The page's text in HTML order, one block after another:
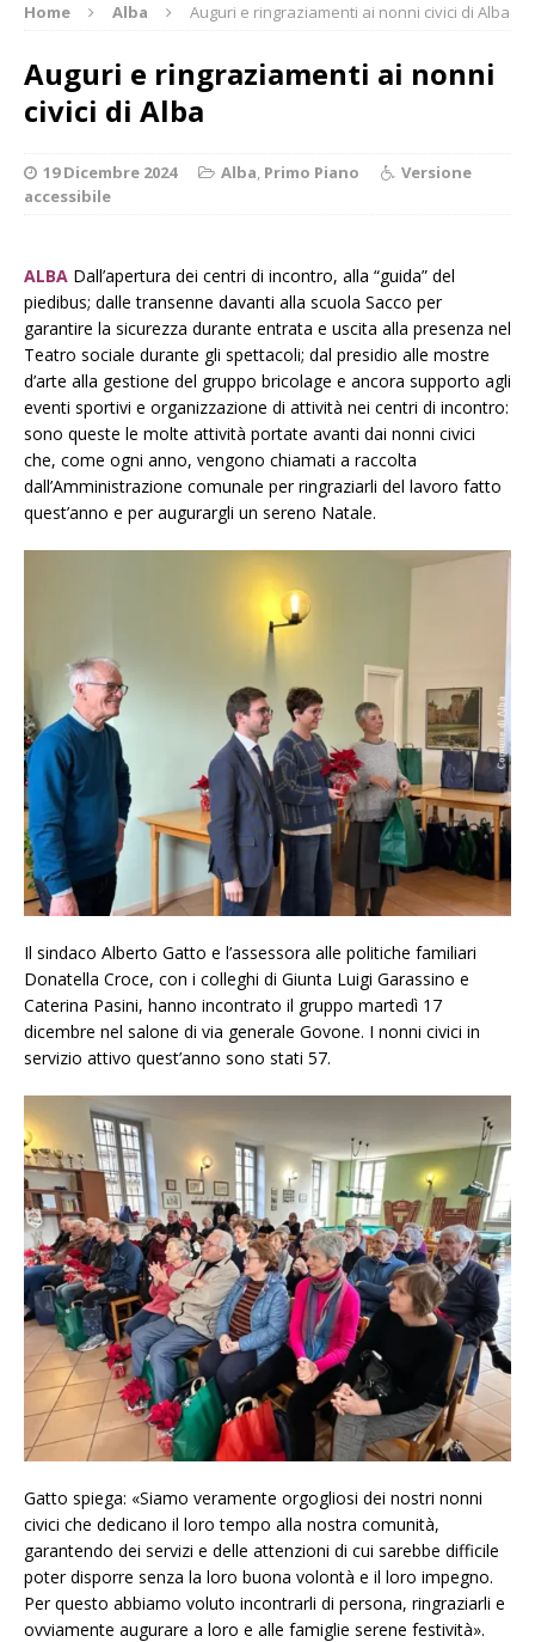
Home Alba Auguri e ringraziamenti ai nonni civici di Alba
Auguri e ringraziamenti ai nonni
civici di Alba
19 Dicembre 2024 Alba, Primo Piano
Versione
accessibile
ALBA Dall’apertura dei centri di incontro, alla “guida” del
piedibus; dalle transenne davanti alla scuola Sacco per
garantire la sicurezza durante entrata e uscita alla presenza nel
Teatro sociale durante gli spettacoli; dal presidio alle mostre
d’arte alla gestione del gruppo bricolage e ancora supporto agli
eventi sportivi e organizzazione di attività nei centri di incontro:
sono queste le molte attività portate avanti dai nonni civici
che, come ogni anno, vengono chiamati a raccolta
dall’Amministrazione comunale per ringraziarli del lavoro fatto
quest’anno e per augurargli un sereno Natale.
Il sindaco Alberto Gatto e l’assessora alle politiche familiari
Donatella Croce, con i colleghi di Giunta Luigi Garassino e
Caterina Pasini, hanno incontrato il gruppo martedì 17
dicembre nel salone di via generale Govone. I nonni civici in
servizio attivo quest’anno sono stati 57.
Gatto spiega: «Siamo veramente orgogliosi dei nostri nonni
civici che dedicano il loro tempo alla nostra comunità,
garantendo dei servizi e delle attenzioni di cui sarebbe difficile
poter disporre senza la loro buona volontà e il loro impegno.
Per questo abbiamo voluto incontrarli di persona, ringraziarli e
ovviamente augurare a loro e alle famiglie serene festività».